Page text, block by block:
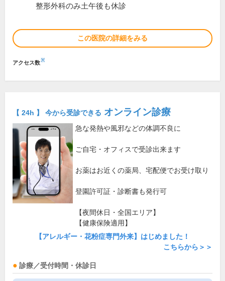
整形外科のみ土午後も休診
この医院の詳細をみる
アクセス数※
【 24h 】 今から受診できる オンライン診療
急な発熱や風邪などの体調不良に
ご自宅・オフィスで受診出来ます
お薬はお近くの薬局、宅配便でお受け取り
登園許可証・診断書も発行可
【夜間休日・全国エリア】
【健康保険適用】
【アレルギー・花粉症専門外来】はじめました！
こちらから＞＞
診療／受付時間・休診日